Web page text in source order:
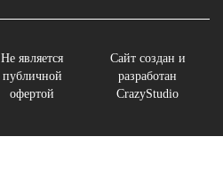
Не является
публичной
офертой
Сайт создан и
разработан
CrazyStudio